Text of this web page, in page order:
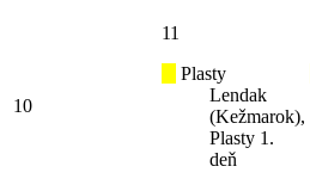
10
11
Plasty
Lendak
(Kežmarok),
Plasty 1.
deň